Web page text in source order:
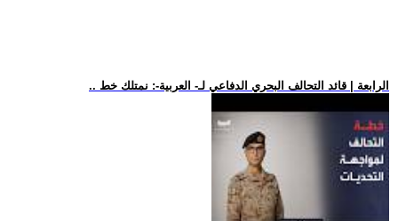
.. الرابعة | قائد التحالف البحري الدفاعي لـ- العربية-: نمتلك خط